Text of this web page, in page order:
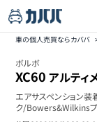
車の個人売買ならカババ
ボルボ
XC60 アルティ
エアサスペンション装
ク/Bowers&Wilkinsプ